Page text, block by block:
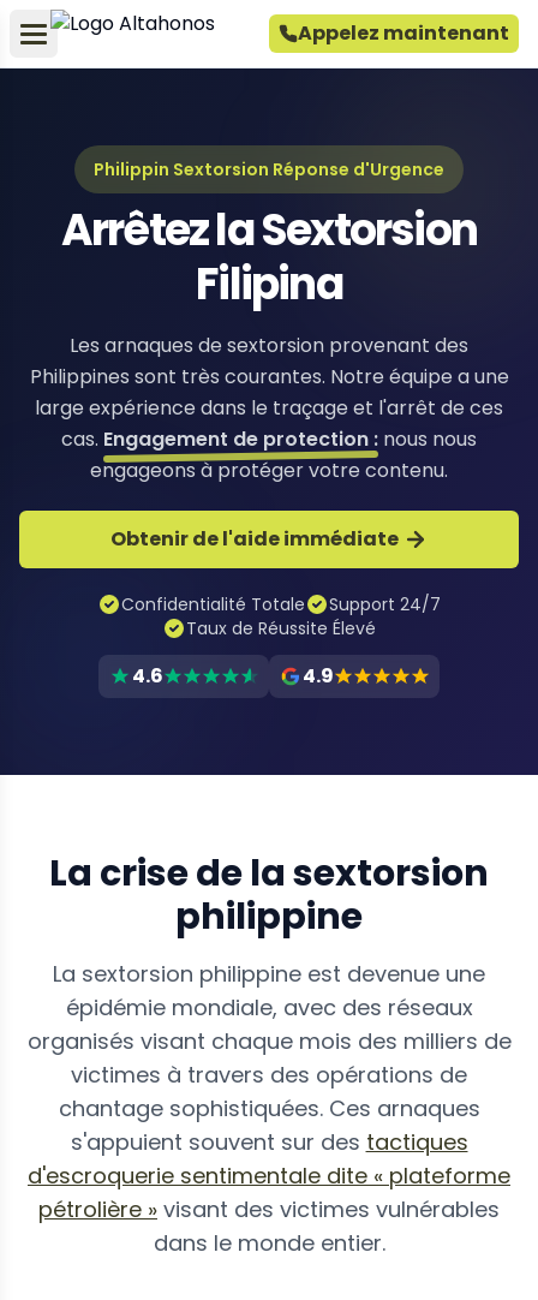
Appelez maintenant
Philippin Sextorsion Réponse d'Urgence
Arrêtez la Sextorsion
Filipina
Les arnaques de sextorsion provenant des
Philippines sont très courantes. Notre équipe a une
large expérience dans le traçage et l'arrêt de ces
cas. Engagement de protection : nous nous
engageons à protéger votre contenu.
Obtenir de l'aide immédiate
Confidentialité Totale
Support 24/7
Taux de Réussite Élevé
4.6 4.9
La crise de la sextorsion
philippine
La sextorsion philippine est devenue une
épidémie mondiale, avec des réseaux
organisés visant chaque mois des milliers de
victimes à travers des opérations de
chantage sophistiquées. Ces arnaques
s'appuient souvent sur des tactiques
d'escroquerie sentimentale dite « plateforme
pétrolière » visant des victimes vulnérables
dans le monde entier.